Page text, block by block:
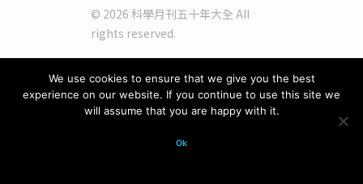
© 2026 科學月刊五十年大全 All
rights reserved.
We use cookies to ensure that we give you the best
experience on our website. If you continue to use this site we
will assume that you are happy with it.
Ok